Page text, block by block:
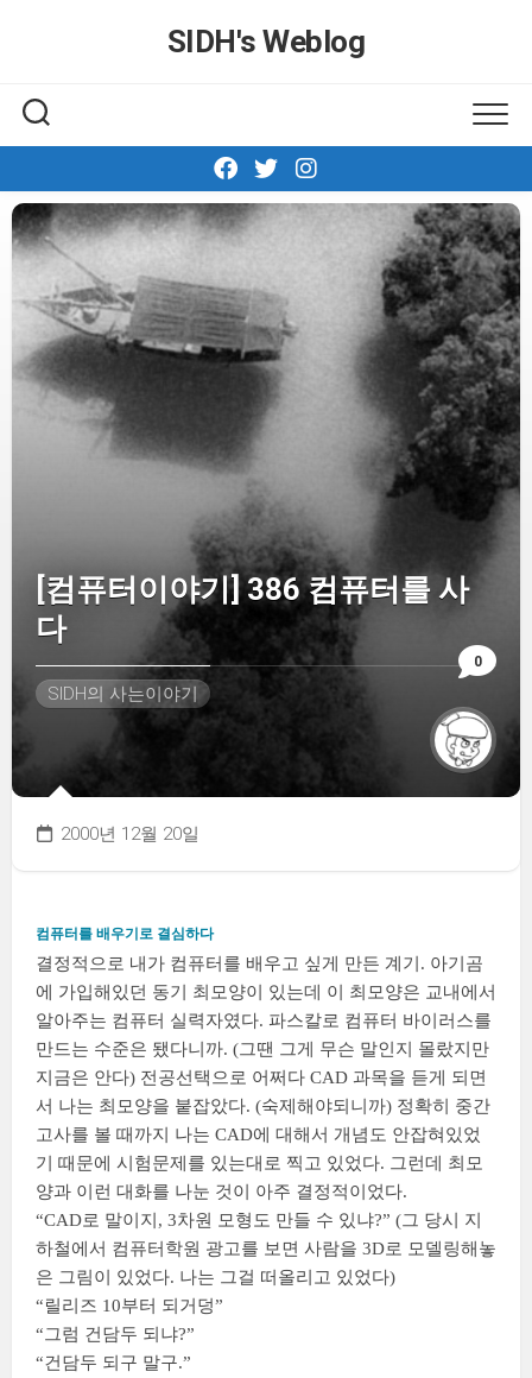
SIDH′s Weblog
0
[컴퓨터이야기] 386 컴퓨터를 사
다
SIDH의 사는이야기
2000년 12월 20일
컴퓨터를 배우기로 결심하다
결정적으로 내가 컴퓨터를 배우고 싶게 만든 계기. 아기곰
에 가입해있던 동기 최모양이 있는데 이 최모양은 교내에서
알아주는 컴퓨터 실력자였다. 파스칼로 컴퓨터 바이러스를
만드는 수준은 됐다니까. (그땐 그게 무슨 말인지 몰랐지만
지금은 안다) 전공선택으로 어쩌다 CAD 과목을 듣게 되면
서 나는 최모양을 붙잡았다. (숙제해야되니까) 정확히 중간
고사를 볼 때까지 나는 CAD에 대해서 개념도 안잡혀있었
기 때문에 시험문제를 있는대로 찍고 있었다. 그런데 최모
양과 이런 대화를 나눈 것이 아주 결정적이었다.
“CAD로 말이지, 3차원 모형도 만들 수 있냐?” (그 당시 지
하철에서 컴퓨터학원 광고를 보면 사람을 3D로 모델링해놓
은 그림이 있었다. 나는 그걸 떠올리고 있었다)
“릴리즈 10부터 되거덩”
“그럼 건담두 되냐?”
“건담두 되구 말구.”